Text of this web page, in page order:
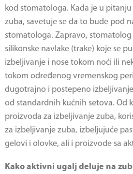
kod stomatologa. Kada je u
zuba, savetuje se da to bude pod
stomatologa. Zapravo,
silikonske navlake (trake) koje se
izbeljivanje i nose tokom noći ili
tokom određenog vremenskog
dugotrajno i postepeno
od standardnih kućnih setova. Od
proizvoda za izbeljivanje zuba,
za izbeljivanje zuba, izbeljujuće
gelovi i olovke, ali i proizvode sa
Kako aktivni ugalj deluje na